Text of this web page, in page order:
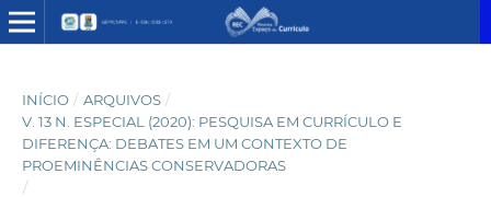
INÍCIO / ARQUIVOS /
V. 13 N. ESPECIAL (2020): PESQUISA EM CURRÍCULO E
DIFERENÇA: DEBATES EM UM CONTEXTO DE
PROEMINÊNCIAS CONSERVADORAS
/